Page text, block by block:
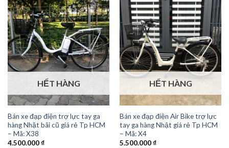
HẾT HÀNG
Bán xe đạp điện trợ lực tay ga
hàng Nhật bãi cũ giá rẻ Tp HCM
– Mã: X38
4.500.000₫
HẾT HÀNG
Bán xe đạp điện Air Bike trợ lực
tay ga hàng Nhật giá rẻ Tp HCM
– Mã: X4
5.500.000₫